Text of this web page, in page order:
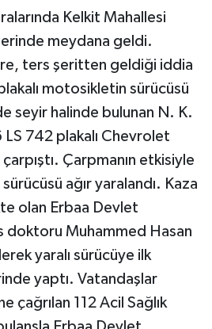
Kelkit Mahallesi
meydana geldi.
ters şeritten geldiği iddia
motosikletin sürücüsü
seyir halinde bulunan N. K.
742 plakalı Chevrolet
Çarpmanın etkisiyle
ağır yaralandı. Kaza
olan Erbaa Devlet
doktoru Muhammed Hasan
yaralı sürücüye ilk
yaptı. Vatandaşlar
çağrılan 112 Acil Sağlık